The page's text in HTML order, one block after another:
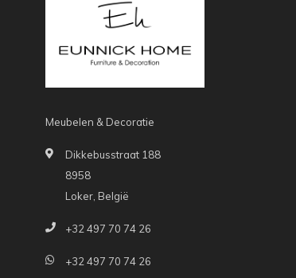
Meubelen & Decoratie
Dikkebusstraat 188
8958
Loker, België
+32 497 70 74 26
+32 497 70 74 26